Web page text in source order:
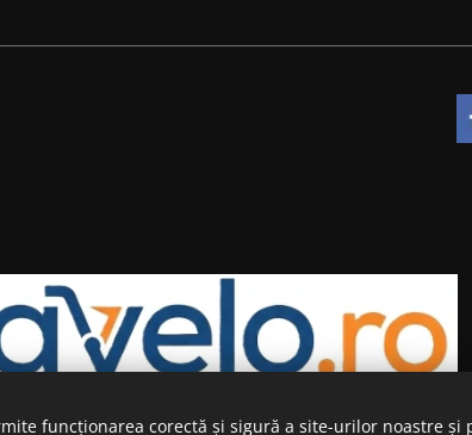
funcționarea corectă și sigură a site-urilor noastre și